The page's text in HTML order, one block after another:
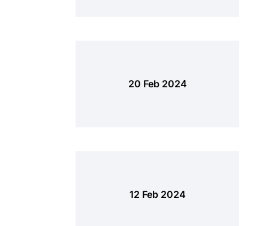
20 Feb 2024
12 Feb 2024